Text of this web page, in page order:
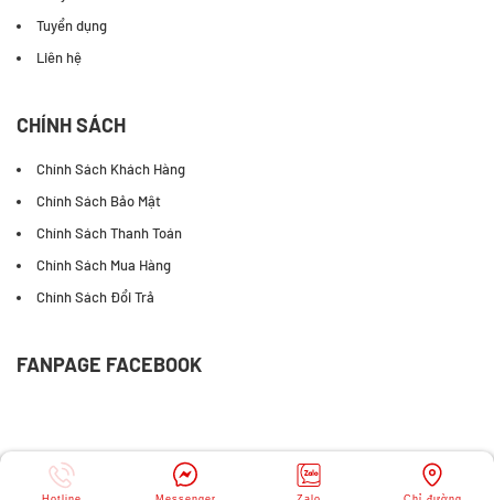
Tuyển dụng
Liên hệ
CHÍNH SÁCH
Chính Sách Khách Hàng
Chính Sách Bảo Mật
Chính Sách Thanh Toán
Chính Sách Mua Hàng
Chính Sách Đổi Trả
FANPAGE FACEBOOK